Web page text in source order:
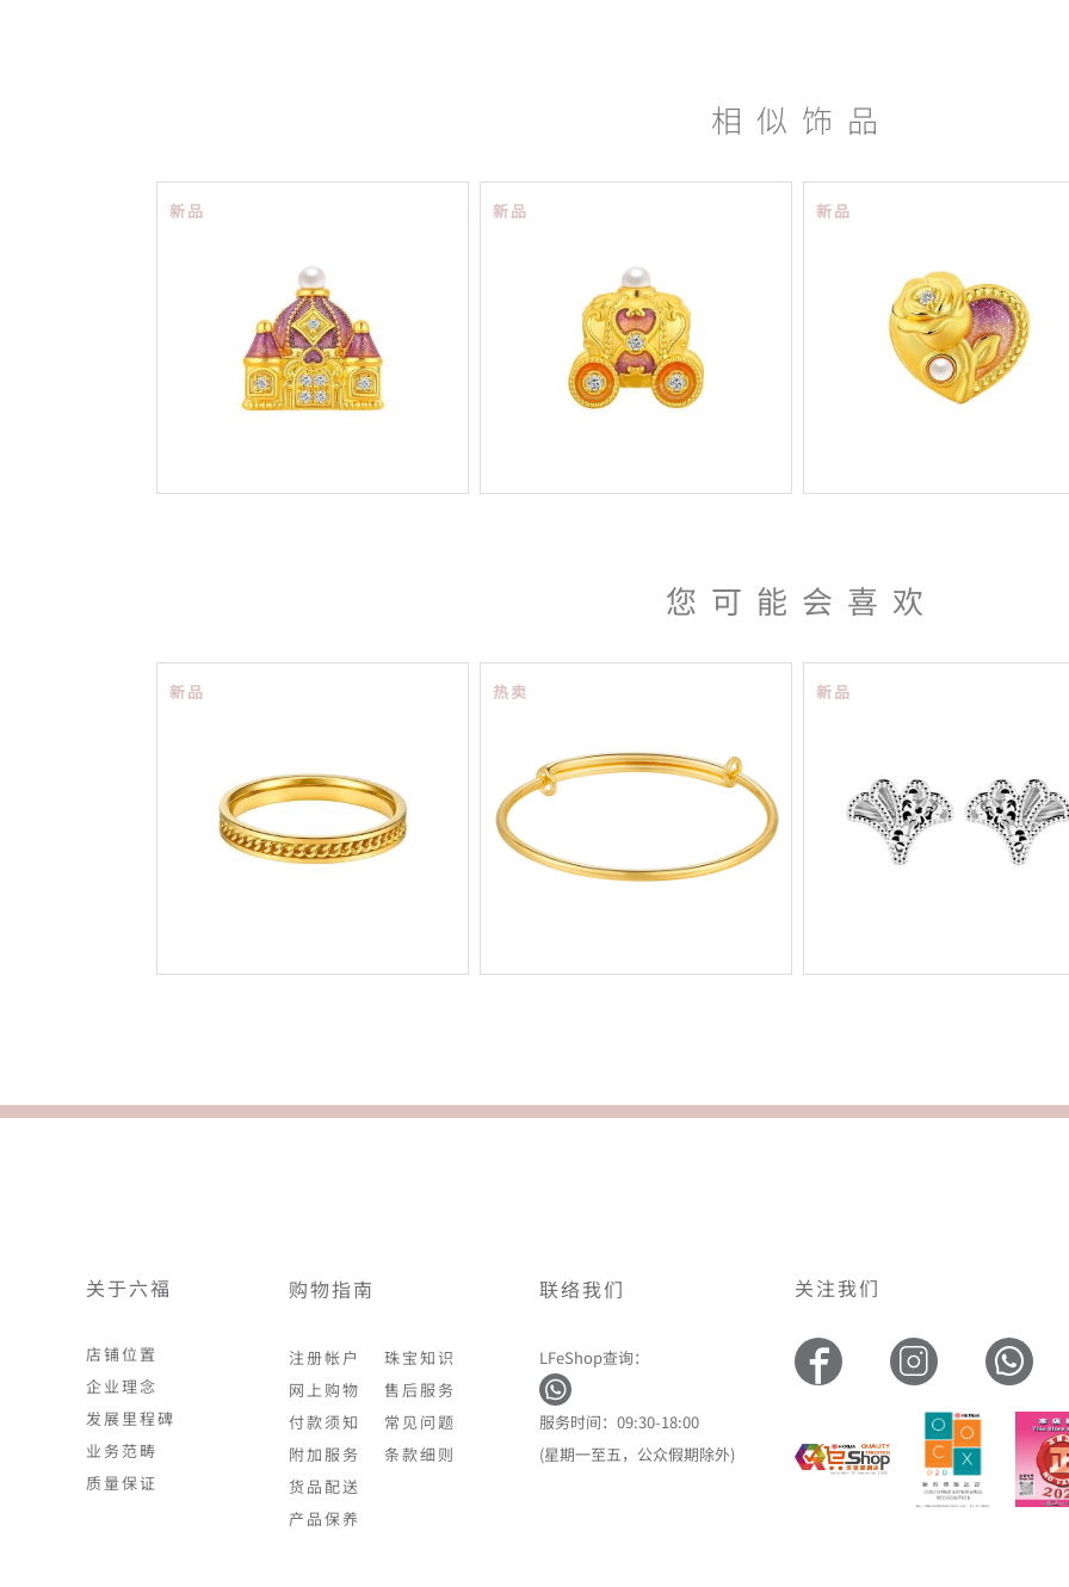
相似饰品
新品 新品 新品
您可能会喜欢
新品 热卖 新品
关于六福
店铺位置
企业理念
发展里程碑
业务范畴
质量保证
购物指南
注册帐户
网上购物
付款须知
附加服务
货品配送
产品保养
珠宝知识
售后服务
常见问题
条款细则
联络我们
LFeShop查询：
服务时间：09:30-18:00
(星期一至五，公众假期除外)
关注我们